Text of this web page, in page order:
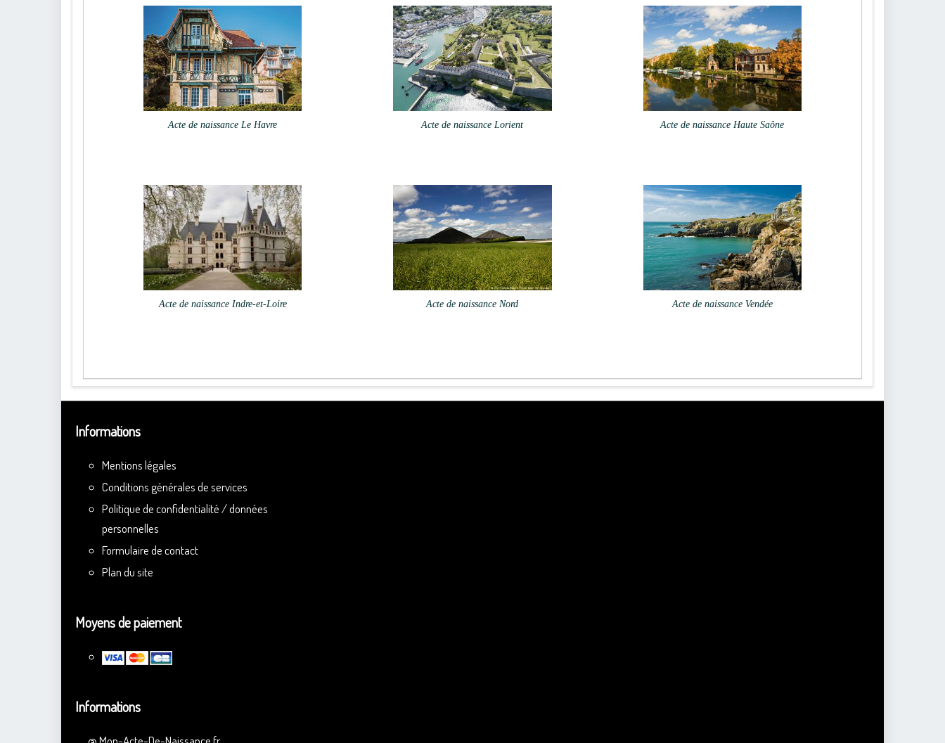
Acte de naissance Le Havre Acte de naissance Lorient Acte de naissance Haute Saône
Acte de naissance Indre-et-Loire Acte de naissance Nord Acte de naissance Vendée
Informations
Mentions légales
Conditions générales de services
Politique de confidentialité / données
personnelles
Formulaire de contact
Plan du site
Moyens de paiement
Informations